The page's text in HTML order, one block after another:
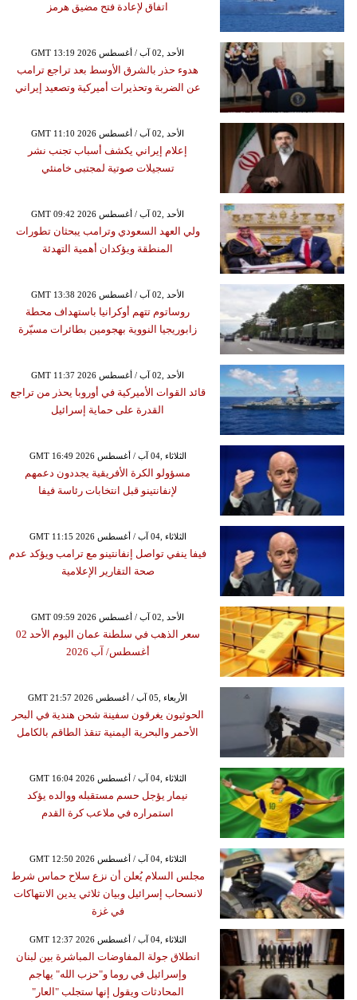
اتفاق لإعادة فتح مضيق هرمز
GMT 13:19 2026 الأحد ,02 آب / أغسطس
هدوء حذر بالشرق الأوسط بعد تراجع ترامب
عن الضربة وتحذيرات أميركية وتصعيد إيراني
GMT 11:10 2026 الأحد ,02 آب / أغسطس
إعلام إيراني يكشف أسباب تجنب نشر
تسجيلات صوتية لمجتبى خامنئي
GMT 09:42 2026 الأحد ,02 آب / أغسطس
ولي العهد السعودي وترامب يبحثان تطورات
المنطقة ويؤكدان أهمية التهدئة
GMT 13:38 2026 الأحد ,02 آب / أغسطس
روساتوم تتهم أوكرانيا باستهداف محطة
زابوريجيا النووية بهجومين بطائرات مسيّرة
GMT 11:37 2026 الأحد ,02 آب / أغسطس
قائد القوات الأميركية في أوروبا يحذر من تراجع
القدرة على حماية إسرائيل
GMT 16:49 2026 الثلاثاء ,04 آب / أغسطس
مسؤولو الكرة الأفريقية يجددون دعمهم
لإنفانتينو قبل انتخابات رئاسة فيفا
GMT 11:15 2026 الثلاثاء ,04 آب / أغسطس
فيفا ينفي تواصل إنفانتينو مع ترامب ويؤكد عدم
صحة التقارير الإعلامية
GMT 09:59 2026 الأحد ,02 آب / أغسطس
سعر الذهب في سلطنة عمان اليوم الأحد 02
أغسطس/ آب 2026
GMT 21:57 2026 الأربعاء ,05 آب / أغسطس
الحوثيون يغرقون سفينة شحن هندية في البحر
الأحمر والبحرية اليمنية تنقذ الطاقم بالكامل
GMT 16:04 2026 الثلاثاء ,04 آب / أغسطس
نيمار يؤجل حسم مستقبله ووالده يؤكد
استمراره في ملاعب كرة القدم
GMT 12:50 2026 الثلاثاء ,04 آب / أغسطس
مجلس السلام يُعلن أن نزع سلاح حماس شرط
لانسحاب إسرائيل وبيان ثلاثي يدين الانتهاكات
في غزة
GMT 12:37 2026 الثلاثاء ,04 آب / أغسطس
انطلاق جولة المفاوضات المباشرة بين لبنان
وإسرائيل في روما و"حزب الله" يهاجم
المحادثات ويقول إنها ستجلب "العار"